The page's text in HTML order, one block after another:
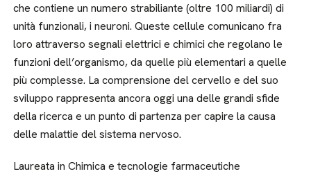
che contiene un numero strabiliante (oltre 100 miliardi) di
unità funzionali, i neuroni. Queste cellule comunicano fra
loro attraverso segnali elettrici e chimici che regolano le
funzioni dell’organismo, da quelle più elementari a quelle
più complesse. La comprensione del cervello e del suo
sviluppo rappresenta ancora oggi una delle grandi sfide
della ricerca e un punto di partenza per capire la causa
delle malattie del sistema nervoso.
Laureata in Chimica e tecnologie farmaceutiche